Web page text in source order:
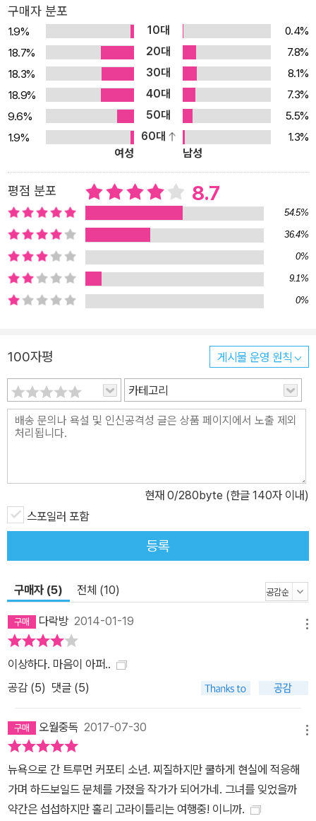
데 주저하지 않았다. 대중 역시 “병적인 아름다움”을 품은 젊은 천재
작가의 등장을 기꺼이 환영했다. 당대의 예술가들 또한 커포티와 교
류하며 예술적 영감을 주고받았는데, 그 대표적 인물이 바로 앤디 워
홀과 메릴린 먼로다. 워홀의 첫 개인전 제목이 <트루먼 커포티의 글
에 바탕을 둔 열다섯 점의 드로잉>이라는 것은 잘 알려진 사실이며,
먼로와 함께했던 짧은 오후를 되살려낸 커포티의 에세이 <아름다운
아이>는 (자신과 비슷한 유년기를 가진, 그리고 결국 비슷한 죽음을
맞은) 먼로의 삶과 내면을 이해한 탁월한 글로 지금까지도 널리 회자
되고 있다. 무라카미 하루키 역시 여러 글과 인터뷰를 통해 커포티에
게 받은 영향을 숨기지 않았는데, 하루키가 커포티의 문장을 전범으
로 삼아 습작했다는 이야기와, 하루키의 <바람의 노래를 들어라>가
커포티의 단편 <마지막 문을 닫아라>에 영감을 받아 쓴 작품이라는
일화는 세대를 넘어선 고전의 힘을 엿볼 수 있는 대목이다. 보잘것없
는 출생, 고독했던 유년 시절, 천부적 재능으로 작가 인생의 정점까지
오른 성공, 그리고 희대의 걸작이라는 마지막 작품 이후에 찾아온 전
로잡았으며, 발표하는 작품마다 성공을 거둔 타고난 이야기꾼 트루먼
순간까지 내면의 공허와 고독을 떨치지 못했다. 그가 세상을 떠났을
때 뉴욕 타임스 부고란에는 다음과 같은 장문의 기사가 실렸다. "트루
먼 커포티. 명징하게 빛나는 탁월한 문장으로 전후 미국 문단을 대표
블러드》로 논픽션 소설 장르를 개척한 문단의 유명인사였다. 10대 시
절 쓴 단편 <미리엄>으로 등단한 이래 총 13권의 작품집을 남겼으나,
[……] 명성과 부, 그리고 쾌락을 좇는 데 자신의 시간과 재능, 건강을
탕진했다." 그 화려한 고독 속에서 벼려낸 몇 편 안 되는 그의 소설들
매혹한다. 문단의 총아로 떠오른 데뷔작부터 20세기 소설의 지형도
볼 수 있는 이번 선집은, 헤밍웨이와 더불어 미국인들이 가장 사랑하
는 ‘스타’ 작가이자 고전이 된 주옥같은 작품들을 남긴 진정한 ‘작가’
트루먼 커포티의 작품 세계를 오롯이 느낄 수 있는 유일한 기회가 될
것이다. 나는 커포티의 작품을 좋아한다. 그의 작품에는 언제나 사랑
을 갈구하는 고독한 소년의 눈이 존재한다. _무라카미 하루키 커포티
는 우리 세대 작가 중 가장 완벽한 작가다. 그는 한 단어 한 단어 엮어
리듬감 있는 가장 뛰어난 문장을 쓴다. _노먼 메일러(퓰리처상 수상
작가) (137-879) 서울시 서초구 사임당로 82 (주) 시공사 2층 문학
팀 커포티의 문장을 읽으면 바람이 숲을 스쳐 지나갈 때마다 풀들이
엮어내는 영롱한 하프 소리를 들을 수 있다. 그것으로 충분하다. _이
구매자 분포
1.9% 10대
0.4%
18.7%
20대
7.8%
18.3%
30대
8.1%
18.9%
40대
7.3%
9.6%
50대
5.5%
1.9%
60대
1.3%
여성
남성
평점 분포 8.7
54.5%
36.4%
0%
9.1%
0%
100자평 게시물 운영 원칙
카테고리
현재 0/280byte (한글 140자 이내)
스포일러 포함
등록
구매자 (5) 전체 (10)
다락방 2014-01-19
이상하다. 마음이 아퍼..
공감 (5) 댓글 (5)
오월중독 2017-07-30
뉴욕으로 간 트루먼 커포티 소년. 찌질하지만 쿨하게 현실에 적응해
가며 하드보일드 문체를 가졌을 작가가 되어가네. 그녀를 잊었을까
약간은 섭섭하지만 홀리 고라이틀리는 여행중! 이니까.